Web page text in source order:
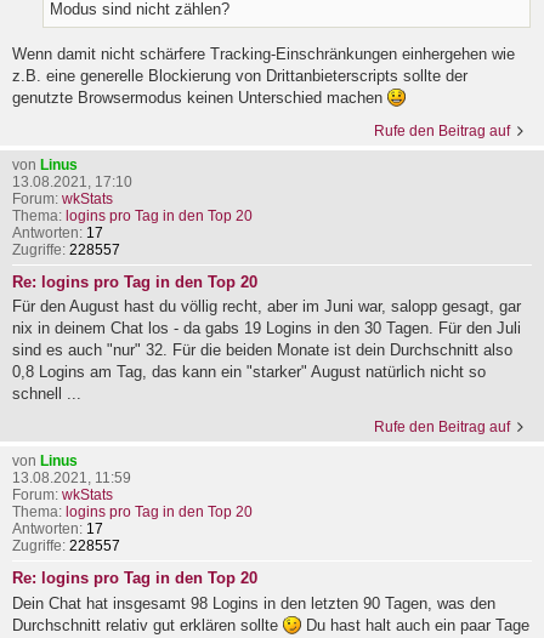
Modus sind nicht zählen?
Wenn damit nicht schärfere Tracking-Einschränkungen einhergehen wie
z.B. eine generelle Blockierung von Drittanbieterscripts sollte der
genutzte Browsermodus keinen Unterschied machen
Rufe den Beitrag auf
von Linus
13.08.2021, 17:10
Forum: wkStats
Thema: logins pro Tag in den Top 20
Antworten: 17
Zugriffe: 228557
Re: logins pro Tag in den Top 20
Für den August hast du völlig recht, aber im Juni war, salopp gesagt, gar
nix in deinem Chat los - da gabs 19 Logins in den 30 Tagen. Für den Juli
sind es auch "nur" 32. Für die beiden Monate ist dein Durchschnitt also
0,8 Logins am Tag, das kann ein "starker" August natürlich nicht so
schnell ...
Rufe den Beitrag auf
von Linus
13.08.2021, 11:59
Forum: wkStats
Thema: logins pro Tag in den Top 20
Antworten: 17
Zugriffe: 228557
Re: logins pro Tag in den Top 20
Dein Chat hat insgesamt 98 Logins in den letzten 90 Tagen, was den
Durchschnitt relativ gut erklären sollte
Du hast halt auch ein paar Tage